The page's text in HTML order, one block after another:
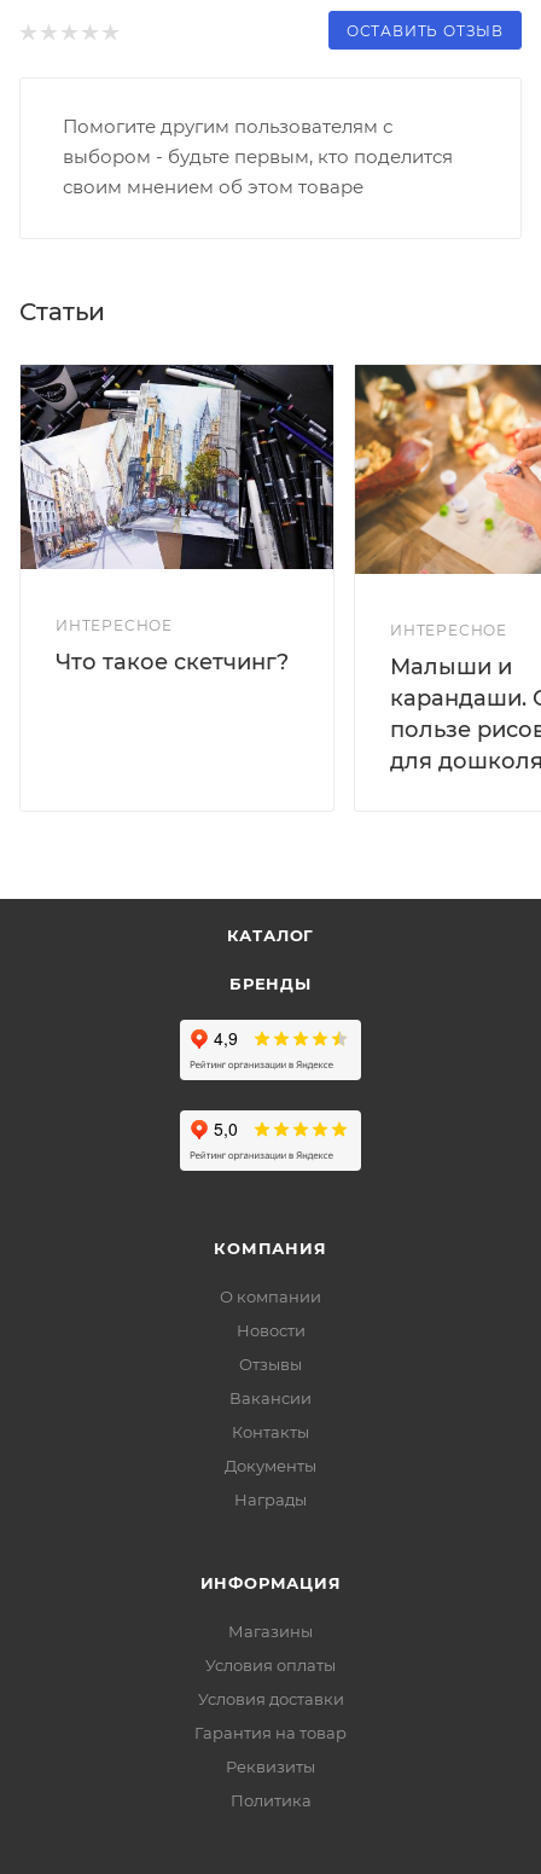
ОСТАВИТЬ ОТЗЫВ
Помогите другим пользователям с
выбором - будьте первым, кто поделится
своим мнением об этом товаре
Статьи
ИНТЕРЕСНОЕ
Что такое скетчинг?
ИНТЕРЕСНОЕ
Малыши и
карандаши.
пользе
для
КАТАЛОГ
БРЕНДЫ
КОМПАНИЯ
О компании
Новости
Отзывы
Вакансии
Контакты
Документы
Награды
ИНФОРМАЦИЯ
Магазины
Условия оплаты
Условия доставки
Гарантия на товар
Реквизиты
Политика